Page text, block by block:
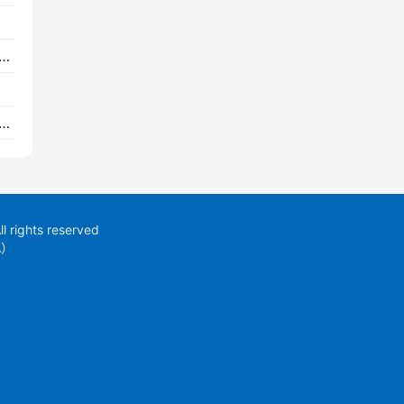
石化联合会副会长傅向升：试论加快发展石化产业新质生产力
《大型复杂蒸汽管网保温工程整体评价方法》团标结项会召开
rights reserved